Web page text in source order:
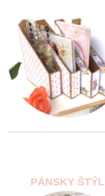
PÁNSKY ŠTÝL